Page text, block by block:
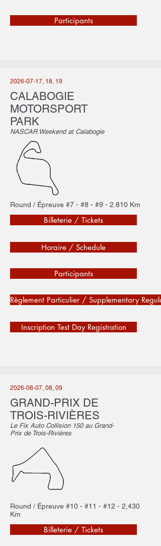
Participants
2026-07-17, 18, 19
CALABOGIE
MOTORSPORT
PARK
NASCAR Weekend at Calabogie
Round / Épreuve #7 - #8 - #9 - 2.810 Km
Billeterie / Tickets
Horaire / Schedule
Participants
Règlement Particulier / Supplementary
Inscription Test Day Registration
2026-08-07, 08, 09
GRAND-PRIX DE
TROIS-RIVIÈRES
Le Fix Auto Collision 150 au Grand-
Prix de Trois-Rivières
Round / Épreuve #10 - #11 - #12 - 2,430
Km
Billeterie / Tickets